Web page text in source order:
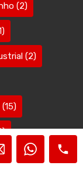
(2)
(2)
(15)
(5)